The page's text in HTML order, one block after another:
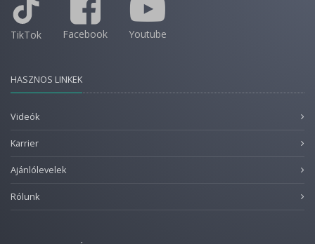
TikTok Facebook Youtube
HASZNOS LINKEK
Videók
Karrier
Ajánlólevelek
Rólunk